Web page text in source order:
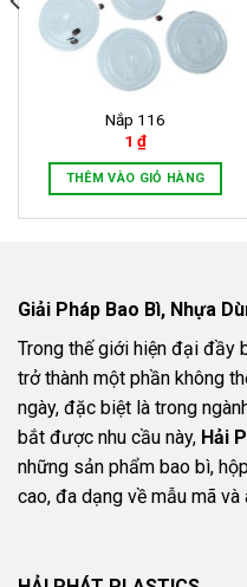
Nắp 116
1 ₫
THÊM VÀO GIỎ HÀNG
Giải Pháp Bao Bì, Nhựa
Trong thế giới hiện đại đầy
trở thành một phần không
ngày, đặc biệt là trong
bắt được nhu cầu này, Hải
những sản phẩm bao bì,
cao, đa dạng về mẫu mã